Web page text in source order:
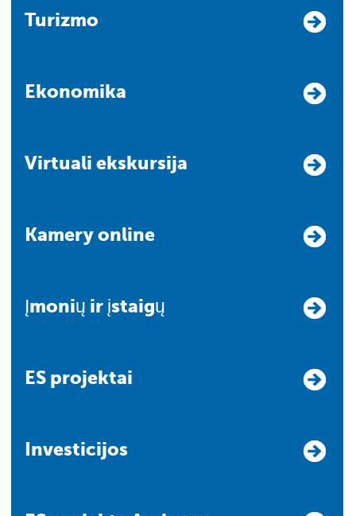
Turizmo
Ekonomika
Virtuali ekskursija
Kamery online
Įmonių ir įstaigų
ES projektai
Investicijos